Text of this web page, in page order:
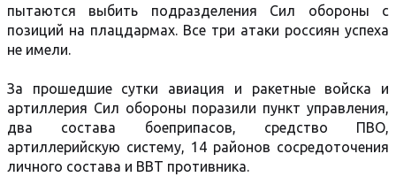
пытаются выбить подразделения Сил обороны с
позиций на плацдармах. Все три атаки россиян успеха
не имели.
За прошедшие сутки авиация и ракетные войска и
артиллерия Сил обороны поразили пункт управления,
два состава боеприпасов, средство ПВО,
артиллерийскую систему, 14 районов сосредоточения
личного состава и ВВТ противника.